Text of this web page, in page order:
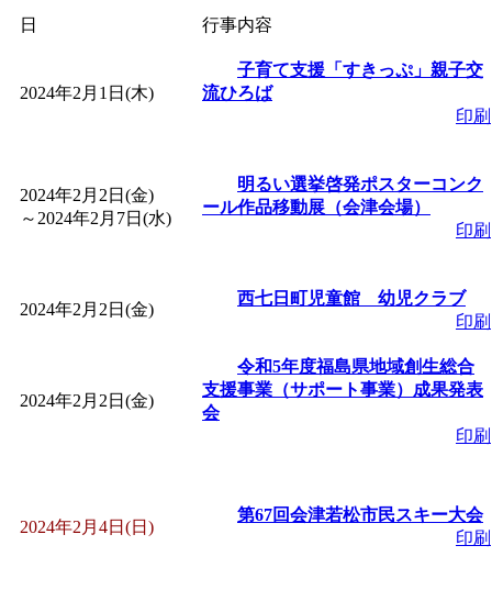
間：2026/07/09～
「皆鶴姫のこびる塾
「子育て講座「ばん
「子育て交流広場「
間：2026/07/13～2026/
子育て交流広場「
間：2026/08/10～
赤ちゃん子育て講
日 行事内容
2024年2月1日(木)
子育て支援「すきっぷ」親子交
流ひろば
印刷
2024年2月2日(金)
～ 2024年2月7日(水)
明るい選挙啓発ポスターコンク
ール作品移動展（会津会場）
印刷
2024年2月2日(金)
西七日町児童館 幼児クラブ
印刷
2024年2月2日(金)
令和5年度福島県地域創生総合
支援事業（サポート事業）成果発表
会
印刷
2024年2月4日(日)
第67回会津若松市民スキー大会
印刷